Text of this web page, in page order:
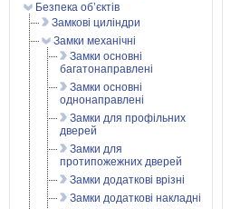
Безпека об’єктів
Замкові циліндри
Замки механічні
Замки основні
багатонаправлені
Замки основні
однонаправлені
Замки для профільних
дверей
Замки для
протипожежних дверей
Замки додаткові врізні
Замки додаткові накладні